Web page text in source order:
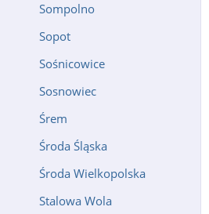
Sompolno
Sopot
Sośnicowice
Sosnowiec
Śrem
Środa Śląska
Środa Wielkopolska
Stalowa Wola